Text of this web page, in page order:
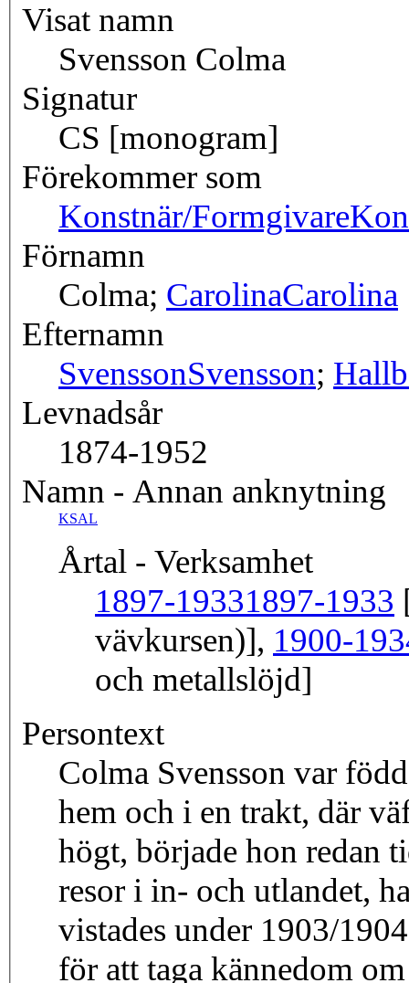
Visat namn
Svensson Colma
Signatur
CS [monogram]
Förekommer som
Konstnär/Formgivare
Förnamn
Colma; CarolinaCarolina
Efternamn
SvenssonSvensson;
Levnadsår
1874-1952
Namn - Annan anknytning
KSAL
Årtal - Verksamhet
1897-19331897-1933
vävkursen)], 1900-
och metallslöjd]
Persontext
Colma Svensson var
hem och i en trakt, där
högt, började hon redan
resor i in- och utlandet,
vistades under 1903/
för att taga kännedom